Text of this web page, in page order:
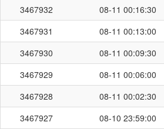
3467932
08-11 00:16:30
3467931
08-11 00:13:00
3467930
08-11 00:09:30
3467929
08-11 00:06:00
3467928
08-11 00:02:30
3467927
08-10 23:59:00
截止第 期开奖：01:28秒